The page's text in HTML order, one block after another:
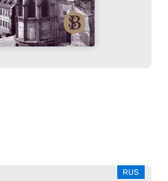
RUS